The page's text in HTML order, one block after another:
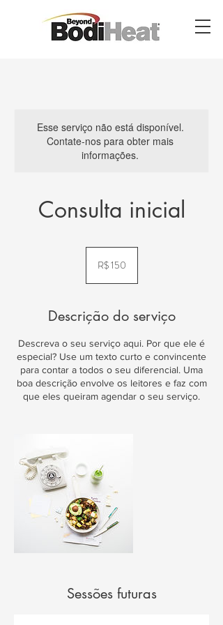
Esse serviço não está disponível.
Contate-nos para obter mais
informações.
Consulta inicial
brasileiros
R$ 150
Descrição do serviço
Descreva o seu serviço aqui. Por que ele é
especial? Use um texto curto e convincente
para contar a todos o seu diferencial. Uma
boa descrição envolve os leitores e faz com
que eles queiram agendar o seu serviço.
Sessões futuras